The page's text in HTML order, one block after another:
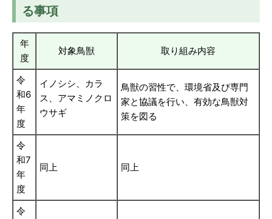
る事項
年
度
対象鳥獣 取り組み内容
令
和6
年
度
イノシシ、カラ
ス、アマミノクロ
ウサギ
鳥獣の習性で、環境省及び専門
家と協議を行い、有効な鳥獣対
策を図る
令
和7
年
度
同上 同上
令